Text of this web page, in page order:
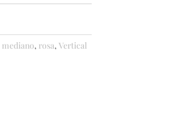
mediano, rosa, Vertical